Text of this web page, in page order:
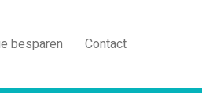
besparen Contact